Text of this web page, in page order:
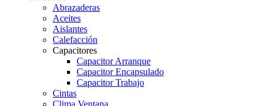
Abrazaderas
Aceites
Aislantes
Calefacción
Capacitores
Capacitor Arranque
Capacitor Encapsulado
Capacitor Trabajo
Cintas
Clima Ventana